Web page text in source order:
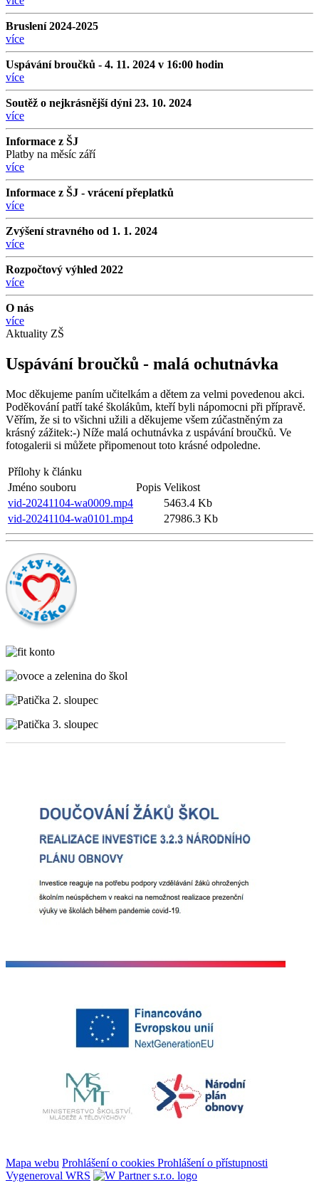
Bruslení 2024-2025
více
Uspávání broučků - 4. 11. 2024 v 16:00 hodin
více
Soutěž o nejkrásnější dýni 23. 10. 2024
více
Informace z ŠJ
Platby na měsíc září
více
Informace z ŠJ - vrácení přeplatků
více
Zvýšení stravného od 1. 1. 2024
více
Rozpočtový výhled 2022
více
O nás
více
Aktuality ZŠ
Uspávání broučků - malá ochutnávka
Moc děkujeme paním učitelkám a dětem za velmi povedenou akci.
Poděkování patří také školákům, kteří byli nápomocni při přípravě.
Věřím, že si to všichni užili a děkujeme všem zúčastněným za
krásný zážitek:-) Níže malá ochutnávka z uspávání broučků. Ve
fotogalerii si můžete připomenout toto krásné odpoledne.
Přílohy k článku
Jméno souboru
Popis Velikost
vid-20241104-wa0009.mp4
5463.4 Kb
vid-20241104-wa0101.mp4
27986.3 Kb
Mapa webu Prohlášení o cookies Prohlášení o přístupnosti
Vygeneroval WRS